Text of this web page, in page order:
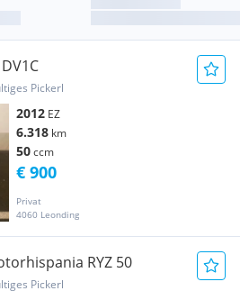
Pickerl
2012 EZ
6.318 km
50ccm
Privat
4060 Leonding
€ 900
RYZ 50
Pickerl